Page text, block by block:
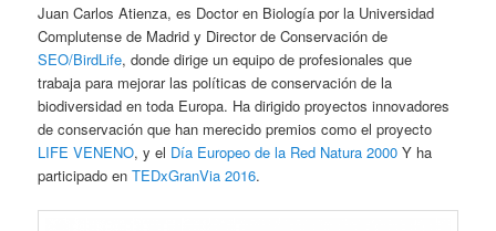
Juan Carlos Atienza, es Doctor en Biología por la Universidad
Complutense de Madrid y Director de Conservación de
SEO/BirdLife, donde dirige un equipo de profesionales que
trabaja para mejorar las políticas de conservación de la
biodiversidad en toda Europa. Ha dirigido proyectos innovadores
de conservación que han merecido premios como el proyecto
LIFE VENENO, y el Día Europeo de la Red Natura 2000 Y ha
participado enTEDxGranVia 2016.